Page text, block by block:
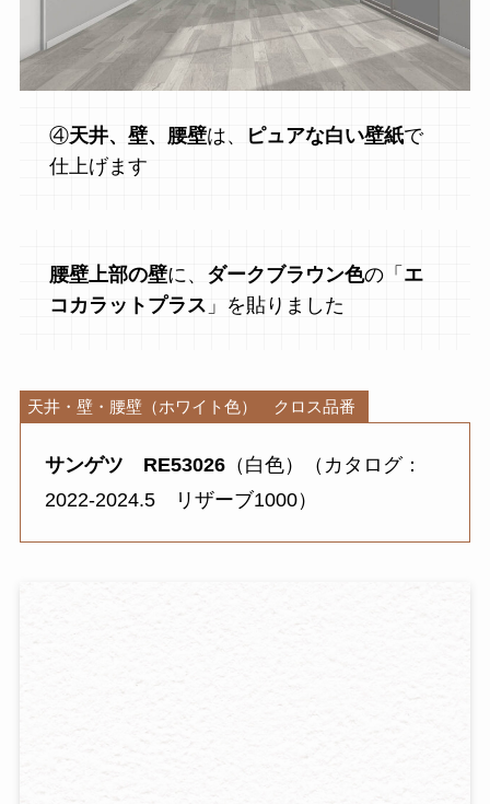
④天井、壁、腰壁は、 ピュアな白い壁紙で
仕上げます
腰壁上部の壁に、 ダークブラウン色の「 エ
コカラットプラス 」を貼りました
天井・壁・腰壁（ホワイト色） クロス品番
サンゲツ RE53026 （白色）（カタログ：
2022-2024.5 リザーブ1000）